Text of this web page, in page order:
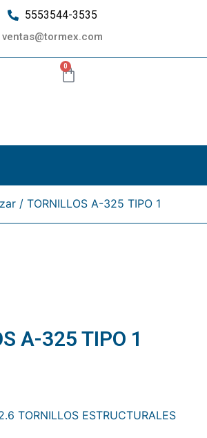
5553544-3535
ventas@tormex.com
0
/ TORNILLOS A-325 TIPO 1
A-325 TIPO 1
TORNILLOS ESTRUCTURALES